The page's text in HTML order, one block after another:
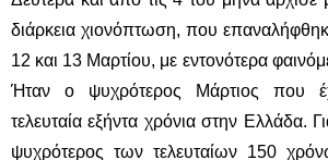
διάρκεια χιονόπτωση, που
12 και 13 Μαρτίου, με εντονότερα
Ήταν ο ψυχρότερος Μάρτιος που
τελευταία εξήντα χρόνια στην Ελλάδα.
ψυχρότερος των τελευταίων 150